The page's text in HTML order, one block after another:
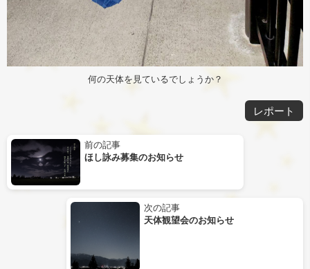
何の天体を見ているでしょうか？
レポート
過
去
前の記事
ほし詠み募集のお知らせ
次
の
次の記事
天体観望会のお知らせ